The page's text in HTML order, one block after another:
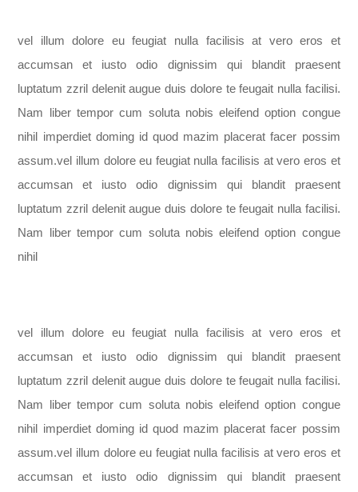
vel illum dolore eu feugiat nulla facilisis at vero eros et
accumsan et iusto odio dignissim qui blandit praesent
luptatum zzril delenit augue duis dolore te feugait nulla facilisi.
Nam liber tempor cum soluta nobis eleifend option congue
nihil imperdiet doming id quod mazim placerat facer possim
assum.vel illum dolore eu feugiat nulla facilisis at vero eros et
accumsan et iusto odio dignissim qui blandit praesent
luptatum zzril delenit augue duis dolore te feugait nulla facilisi.
Nam liber tempor cum soluta nobis eleifend option congue
nihil
vel illum dolore eu feugiat nulla facilisis at vero eros et
accumsan et iusto odio dignissim qui blandit praesent
luptatum zzril delenit augue duis dolore te feugait nulla facilisi.
Nam liber tempor cum soluta nobis eleifend option congue
nihil imperdiet doming id quod mazim placerat facer possim
assum.vel illum dolore eu feugiat nulla facilisis at vero eros et
accumsan et iusto odio dignissim qui blandit praesent